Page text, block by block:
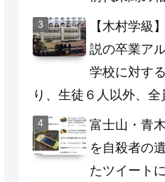
【木村学級
説の卒業ア
学校に対す
り、生徒６人以外、全
富士山・青
を自殺者の
たツイート